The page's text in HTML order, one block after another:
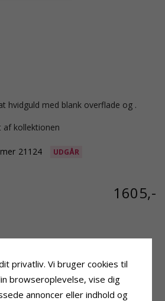
hvidguld med blank overflade og .
af kollektionen
21124 UDGÅR
1605,-
Antal: 2
Facetsleben
Farve: Hvid
Sten:Zirkon
privatliv. Vi bruger cookies til
browseroplevelse, vise dig
annoncer eller indhold og